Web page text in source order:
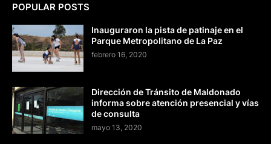
POPULAR POSTS
Inauguraron la pista de patinaje en el
Parque Metropolitano de La Paz
febrero 16, 2020
Dirección de Tránsito de Maldonado
informa sobre atención presencial y vías
de consulta
mayo 13, 2020